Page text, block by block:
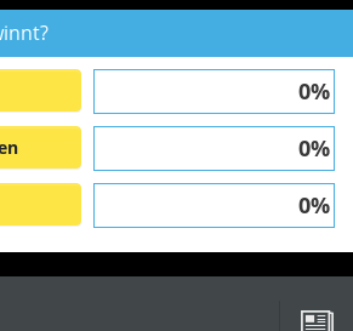
0%
0%
0%